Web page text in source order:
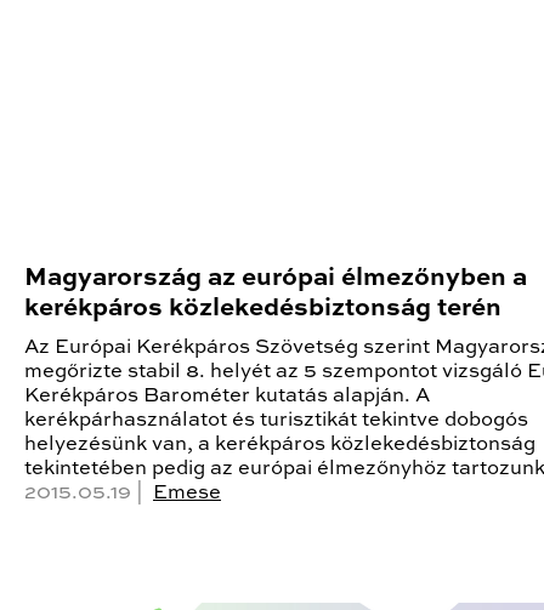
Magyarország az európai élmezőnyben a
kerékpáros közlekedésbiztonság terén
Az Európai Kerékpáros Szövetség szerint
megőrizte stabil 8. helyét az 5 szempontot vizsgáló
Kerékpáros Barométer kutatás alapján. A
kerékpárhasználatot és turisztikát tekintve dobogós
helyezésünk van, a kerékpáros közlekedésbiztonság
tekintetében pedig az európai élmezőnyhöz
2015.05.19 |
Emese